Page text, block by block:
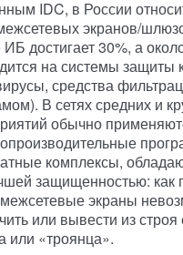
IDC, в России
экранов/
достигает 30%, а
на системы защиты
средства
В сетях средних и
обычно
комплексы,
защищенностью: как
экраны
или вывести из
или «троянца».